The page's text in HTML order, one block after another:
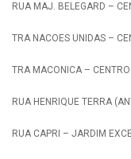
RUA MAJ. BELEGARD –
TRA NACOES UNIDAS –
TRA MACONICA –
RUA HENRIQUE TERRA
RUA CAPRI – JARDIM